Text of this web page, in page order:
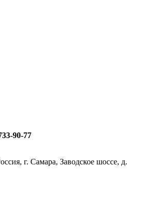
90-77
г. Самара, Заводское шоссе, д.